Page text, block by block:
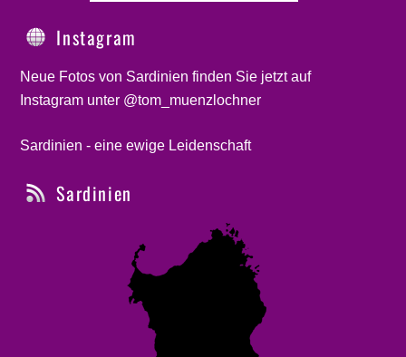
Instagram
Neue Fotos von Sardinien finden Sie jetzt auf
Instagram unter @tom_muenzlochner
Sardinien - eine ewige Leidenschaft
Sardinien